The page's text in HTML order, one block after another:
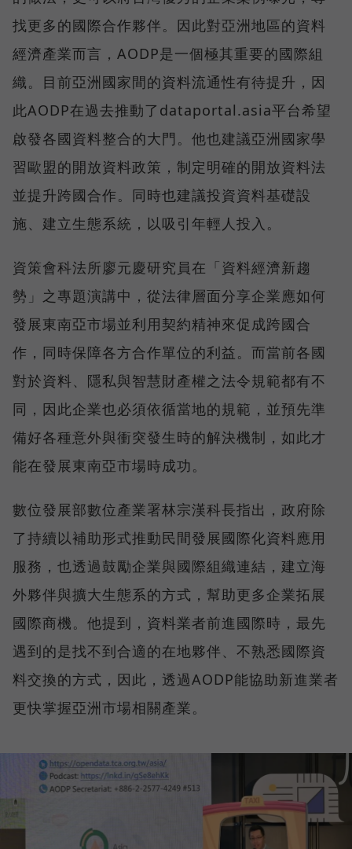
找更多的國際合作夥伴。因此對亞洲地區的資料
經濟產業而言，AODP是一個極其重要的國際組
織。目前亞洲國家間的資料流通性有待提升，因
此AODP在過去推動了dataportal.asia平台希望
啟發各國資料整合的大門。他也建議亞洲國家學
習歐盟的開放資料政策，制定明確的開放資料法
並提升跨國合作。同時也建議投資資料基礎設
施、建立生態系統，以吸引年輕人投入。
資策會科法所廖元慶研究員在「資料經濟新趨
勢」之專題演講中，從法律層面分享企業應如何
發展東南亞市場並利用契約精神來促成跨國合
作，同時保障各方合作單位的利益。而當前各國
對於資料、隱私與智慧財產權之法令規範都有不
同，因此企業也必須依循當地的規範，並預先準
備好各種意外與衝突發生時的解決機制，如此才
能在發展東南亞市場時成功。
數位發展部數位產業署林宗漢科長指出，政府除
了持續以補助形式推動民間發展國際化資料應用
服務，也透過鼓勵企業與國際組織連結，建立海
外夥伴與擴大生態系的方式，幫助更多企業拓展
國際商機。他提到，資料業者前進國際時，最先
遇到的是找不到合適的在地夥伴、不熟悉國際資
料交換的方式，因此，透過AODP能協助新進業者
更快掌握亞洲市場相關產業。